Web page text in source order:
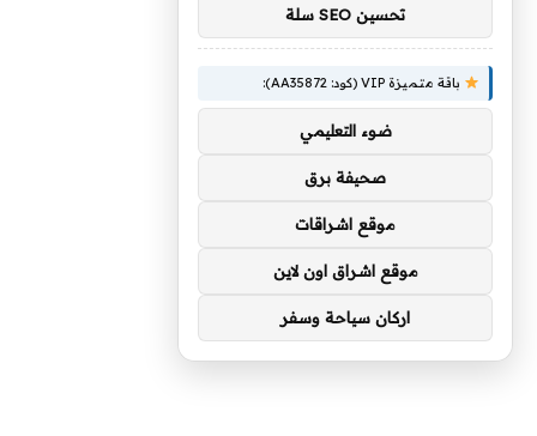
تحسين SEO سلة
باقة متميزة VIP (كود: AA35872):
ضوء التعليمي
صحيفة برق
موقع اشراقات
موقع اشراق اون لاين
اركان سياحة وسفر